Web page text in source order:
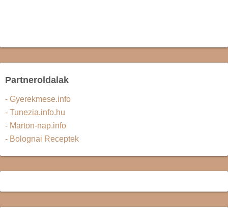
Partneroldalak
- Gyerekmese.info
- Tunezia.info.hu
- Marton-nap.info
- Bolognai Receptek